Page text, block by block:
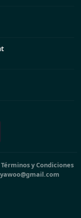
Términos y Condiciones